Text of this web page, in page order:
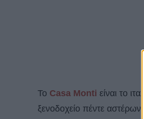
Το Casa Monti είναι το
ξενοδοχείο πέντε αστέρων